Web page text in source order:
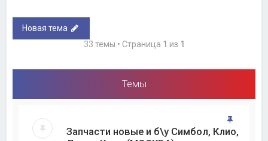
Новая тема
33 темы • Страница 1 из 1
Темы
Запчасти новые и б\у Симбол, Клио,